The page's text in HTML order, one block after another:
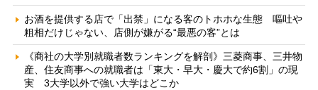
お酒を提供する店で「出禁」になる客のトホホな生態 嘔吐や
粗相だけじゃない、店側が嫌がる“最悪の客”とは
《商社の大学別就職者数ランキングを解剖》三菱商事、三井物
産、住友商事への就職者は「東大・早大・慶大で約6割」の現
実 3大学以外で強い大学はどこか